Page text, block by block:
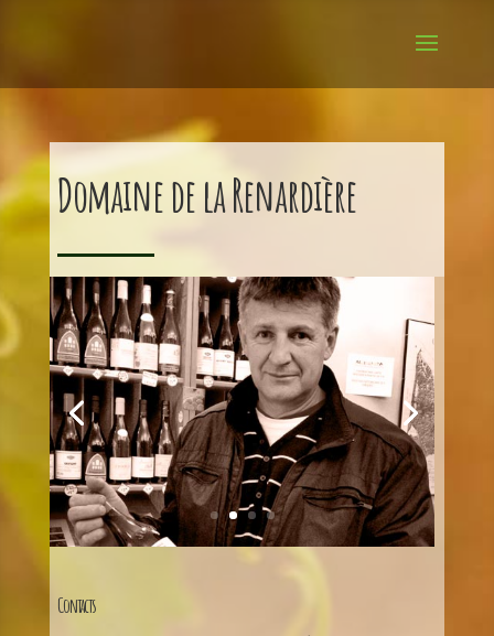
Domaine de la Renardière
Contacts